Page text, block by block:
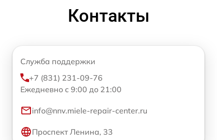
Контакты
Служба поддержки
+7 (831) 231-09-76
Ежедневно с 9:00 до 21:00
info@nnv.miele-repair-center.ru
Проспект Ленина, 33